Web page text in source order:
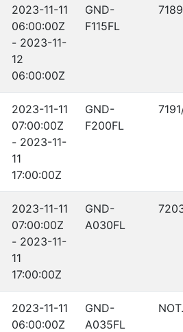
2023-11-11
06:00:00Z
- 2023-11-
12
06:00:00Z
GND-
F115FL
2023-11-11
07:00:00Z
- 2023-11-
11
17:00:00Z
GND-
F200FL
2023-11-11
07:00:00Z
- 2023-11-
11
17:00:00Z
GND-
A030FL
2023-11-11
06:00:00Z
GND-
A035FL